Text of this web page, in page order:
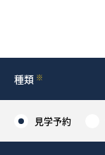
お知らせ
種類 ※
見学予約